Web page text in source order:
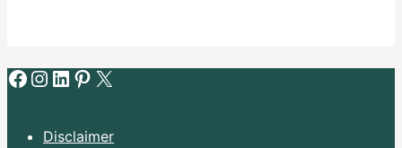
Facebook
Instagram
LinkedIn
Pinterest
X
Disclaimer